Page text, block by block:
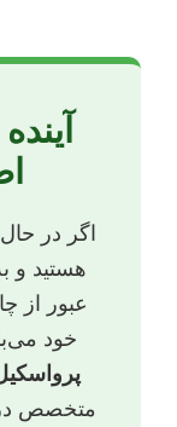
اگر در
هستید و
عبور از
خود
متخصص در